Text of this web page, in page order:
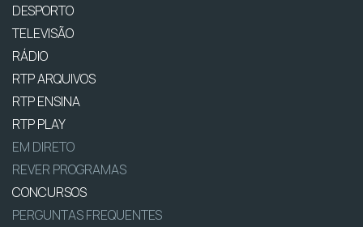
DESPORTO
TELEVISÃO
RÁDIO
RTP ARQUIVOS
RTP ENSINA
RTP PLAY
EM DIRETO
REVER PROGRAMAS
CONCURSOS
PERGUNTAS FREQUENTES